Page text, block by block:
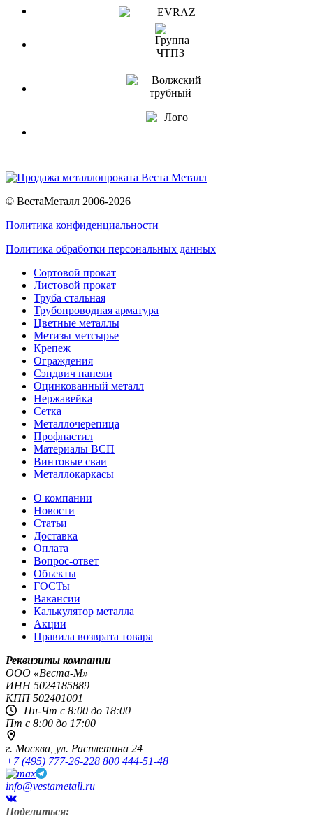
© ВестаМеталл 2006-2026
Политика конфиденциальности
Политика обработки персональных данных
Сортовой прокат
Листовой прокат
Труба стальная
Трубопроводная арматура
Цветные металлы
Метизы метсырье
Крепеж
Ограждения
Сэндвич панели
Оцинкованный металл
Нержавейка
Сетка
Металлочерепица
Профнастил
Материалы ВСП
Винтовые сваи
Металлокаркасы
О компании
Новости
Статьи
Доставка
Оплата
Вопрос-ответ
Объекты
ГОСТы
Вакансии
Калькулятор металла
Акции
Правила возврата товара
Реквизиты компании
OOO «Веста-М»
ИНН5024185889
КПП502401001
Пн-Чт с 8:00 до 18:00
Пт с 8:00 до 17:00
г. Москва, ул. Расплетина 24
+7 (495) 777-26-228 800 444-51-48
info@vestametall.ru
Поделиться: